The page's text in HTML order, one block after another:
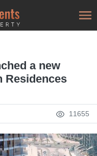
a new
Residences
11655